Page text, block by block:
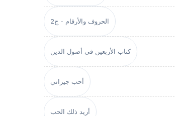
الحروف والأرقام - ج2
كتاب الأربعين في أصول الدين
أحب جيراني
أريد ذلك الحب